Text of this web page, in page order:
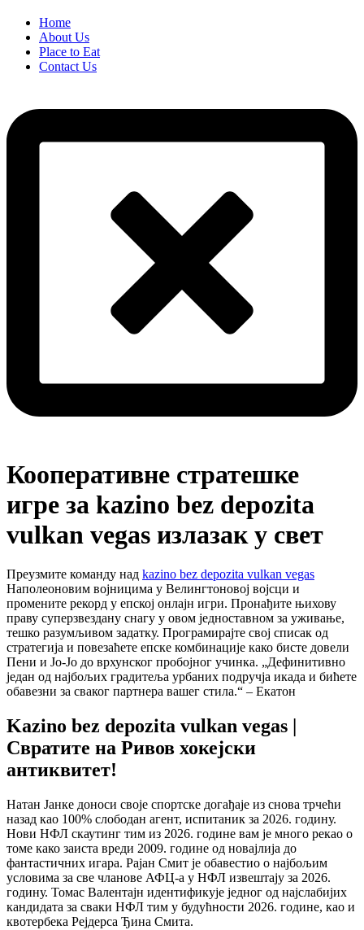
Home
About Us
Place to Eat
Contact Us
Кооперативне стратешке
игре за kazino bez depozita
vulkan vegas излазак у свет
Преузмите команду над kazino bez depozita vulkan vegas
Наполеоновим војницима у Велингтоновој војсци и
промените рекорд у епској онлајн игри. Пронађите њихову
праву суперзвездану снагу у овом једноставном за уживање,
тешко разумљивом задатку. Програмирајте свој списак од
стратегија и повезаћете епске комбинације како бисте довели
Пени и Јо-Јо до врхунског пробојног учинка. „Дефинитивно
један од најбољих градитеља урбаних подручја икада и бићете
обавезни за сваког партнера вашег стила.“ – Екатон
Kazino bez depozita vulkan vegas |
Свратите на Ривов хокејски
антиквитет!
Натан Јанке доноси своје спортске догађаје из снова трчећи
назад као 100% слободан агент, испитаник за 2026. годину.
Нови НФЛ скаутинг тим из 2026. године вам је много рекао о
томе како заиста вреди 2009. године од новајлија до
фантастичних игара. Рајан Смит је обавестио о најбољим
условима за све чланове АФЦ-а у НФЛ извештају за 2026.
годину. Томас Валентајн идентификује једног од најслабијих
кандидата за сваки НФЛ тим у будућности 2026. године, као и
квотербека Рејдерса Ђина Смита.